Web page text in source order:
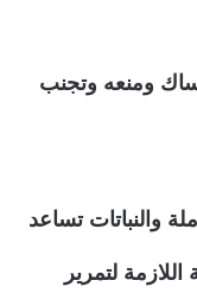
ومنعه وتجنب
والنباتات تساعد
لتمرير